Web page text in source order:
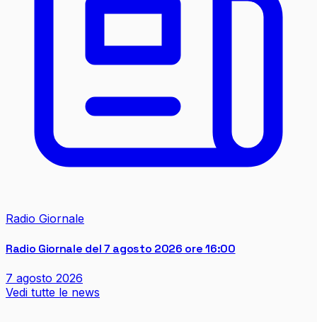
Radio Giornale
Radio Giornale del 7 agosto 2026 ore 16:00
7 agosto 2026
Vedi tutte le news